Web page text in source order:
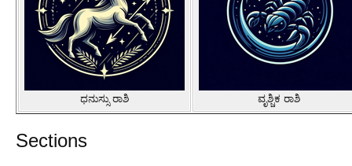
ಧನುಸ್ಸು ರಾಶಿ ವೃಶ್ಚಿಕ ರಾಶಿ
Sections